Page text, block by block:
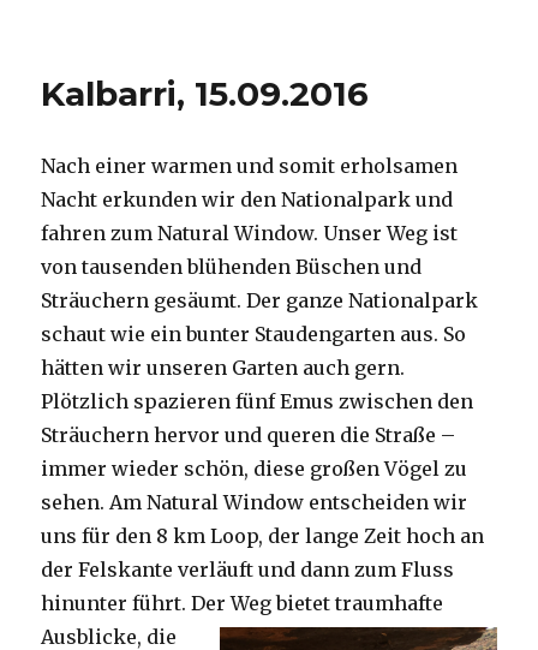
Kalbarri, 15.09.2016
Nach einer warmen und somit erholsamen
Nacht erkunden wir den Nationalpark und
fahren zum Natural Window. Unser Weg ist
von tausenden blühenden Büschen und
Sträuchern gesäumt. Der ganze Nationalpark
schaut wie ein bunter Staudengarten aus. So
hätten wir unseren Garten auch gern.
Plötzlich spazieren fünf Emus zwischen den
Sträuchern hervor und queren die Straße –
immer wieder schön, diese großen Vögel zu
sehen. Am Natural Window entscheiden wir
uns für den 8 km Loop, der lange Zeit hoch an
der Felskante verläuft und dann zum Fluss
hinunter führt. Der Weg bietet traumhafte
Ausblicke, die